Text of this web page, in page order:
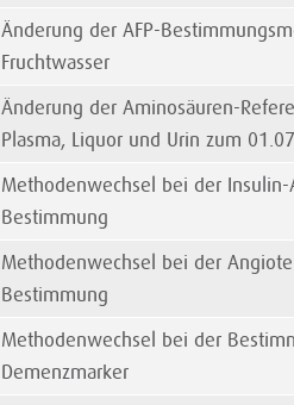
Änderung der AFP-
Fruchtwasser
Änderung der Aminosäuren-
Plasma, Liquor und Urin zum
Methodenwechsel bei der
Bestimmung
Methodenwechsel bei der
Bestimmung
Methodenwechsel bei der
Demenzmarker